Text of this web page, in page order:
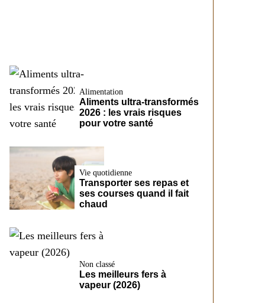
Alimentation
Aliments ultra-transformés
2026 : les vrais risques
pour votre santé
Vie quotidienne
Transporter ses repas et
ses courses quand il fait
chaud
Non classé
Les meilleurs fers à
vapeur (2026)